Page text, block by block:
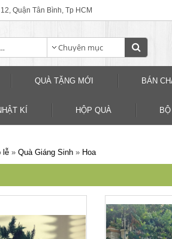
Quận Tân Bình, Tp HCM
QUÀ TẶNG MỚI BÁN
KÍ HỘP QUÀ
lễ» Quà Giáng Sinh» Hoa